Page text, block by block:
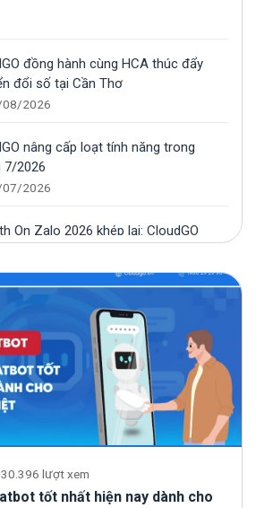
đồng hành cùng HCA thúc đẩy
đổi số tại Cần Thơ
2026
nâng cấp loạt tính năng trong
7/2026
2026
On Zalo 2026 khép lại: CloudGO
2026
đồng hành cùng Growth On Zalo
vai trò Nhà tài trợ Bạc
2026
30.396 lượt xem
tốt nhất hiện nay dành cho